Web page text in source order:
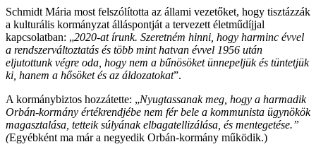
Schmidt Mária most felszólította az állami vezetőket, hogy tisztázzák
a kulturális kormányzat álláspontját a tervezett életműdíjjal
kapcsolatban: „2020-at írunk. Szeretném hinni, hogy harminc évvel
a rendszerváltoztatás és több mint hatvan évvel 1956 után
eljutottunk végre oda, hogy nem a bűnösöket ünnepeljük és tüntetjük
ki, hanem a hősöket és az áldozatokat”.
A kormánybiztos hozzátette: „Nyugtassanak meg, hogy a harmadik
Orbán-kormány értékrendjébe nem fér bele a kommunista ügynökök
magasztalása, tetteik súlyának elbagatellizálása, és mentegetése.”
(Egyébként ma már a negyedik Orbán-kormány működik.)